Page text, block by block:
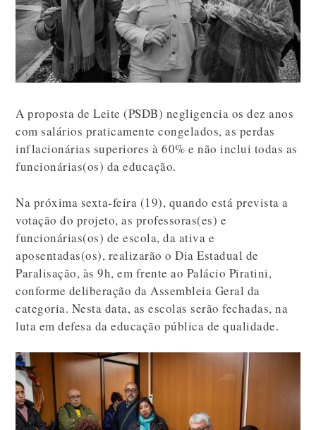
A proposta de Leite (PSDB) negligencia os dez anos
com salários praticamente congelados, as perdas
inflacionárias superiores à 60% e não inclui todas as
funcionárias(os) da educação.
Na próxima sexta-feira (19), quando está prevista a
votação do projeto, as professoras(es) e
funcionárias(os) de escola, da ativa e
aposentadas(os), realizarão o Dia Estadual de
Paralisação, às 9h, em frente ao Palácio Piratini,
conforme deliberação da Assembleia Geral da
categoria. Nesta data, as escolas serão fechadas, na
luta em defesa da educação pública de qualidade.